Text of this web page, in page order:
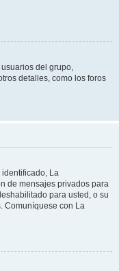
del grupo,
detalles, como los foros
identificado, La
de mensajes privados para
para usted, o su
Comuníquese con La